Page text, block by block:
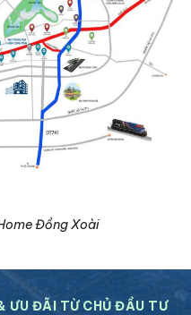
Đồng Xoài
ƯU ĐÃI TỪ CHỦ ĐẦU TƯ